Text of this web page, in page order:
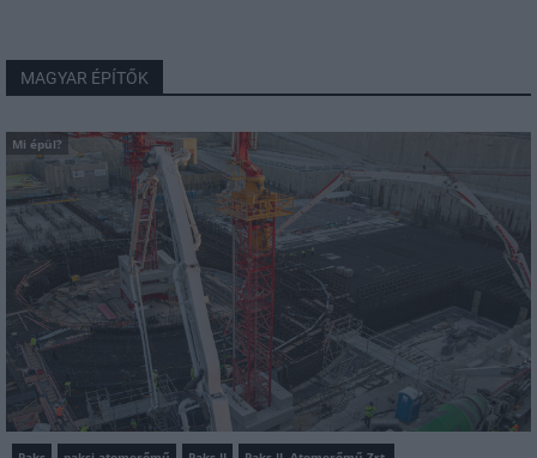
MAGYAR ÉPÍTŐK
Mi épül?